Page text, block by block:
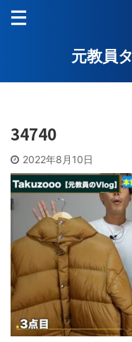
元教員
34740
2022年8月10日